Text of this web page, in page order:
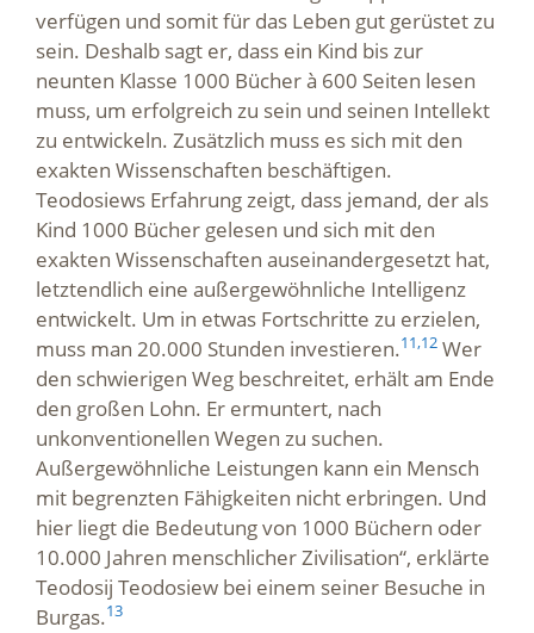
verfügen und somit für das Leben gut gerüstet zu
sein. Deshalb sagt er, dass ein Kind bis zur
neunten Klasse 1000 Bücher à 600 Seiten lesen
muss, um erfolgreich zu sein und seinen Intellekt
zu entwickeln. Zusätzlich muss es sich mit den
exakten Wissenschaften beschäftigen.
Teodosiews Erfahrung zeigt, dass jemand, der als
Kind 1000 Bücher gelesen und sich mit den
exakten Wissenschaften auseinandergesetzt hat,
letztendlich eine außergewöhnliche Intelligenz
entwickelt. Um in etwas Fortschritte zu erzielen,
muss man 20.000 Stunden investieren.11,12 Wer
den schwierigen Weg beschreitet, erhält am Ende
den großen Lohn. Er ermuntert, nach
unkonventionellen Wegen zu suchen.
Außergewöhnliche Leistungen kann ein Mensch
mit begrenzten Fähigkeiten nicht erbringen. Und
hier liegt die Bedeutung von 1000 Büchern oder
10.000 Jahren menschlicher Zivilisation“, erklärte
Teodosij Teodosiew bei einem seiner Besuche in
Burgas.13